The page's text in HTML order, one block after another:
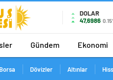
DOLAR
47,6986
Gündem Ekonomi
Dövizler Altınlar